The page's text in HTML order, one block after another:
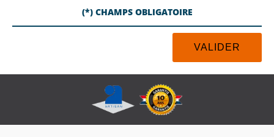
(*) CHAMPS OBLIGATOIRE